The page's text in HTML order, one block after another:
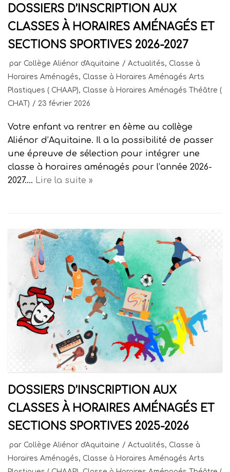
DOSSIERS D’INSCRIPTION AUX
CLASSES À HORAIRES AMÉNAGÉS ET
SECTIONS SPORTIVES 2026-2027
par Collège Aliénor d'Aquitaine Actualités, Classe à
Horaires Aménagés, Classe à Horaires Aménagés Arts
Plastiques ( CHAAP), Classe à Horaires Aménagés Théâtre (
CHAT)
23 février 2026
Votre enfant va rentrer en 6ème au collège
Aliénor d’Aquitaine. Il a la possibilité de passer
une épreuve de sélection pour intégrer une
classe à horaires aménagés pour l’année 2026-
2027.… Lire la suite »
DOSSIERS D’INSCRIPTION AUX
CLASSES À HORAIRES AMÉNAGÉS ET
SECTIONS SPORTIVES 2025-2026
par Collège Aliénor d'Aquitaine Actualités, Classe à
Horaires Aménagés, Classe à Horaires Aménagés Arts